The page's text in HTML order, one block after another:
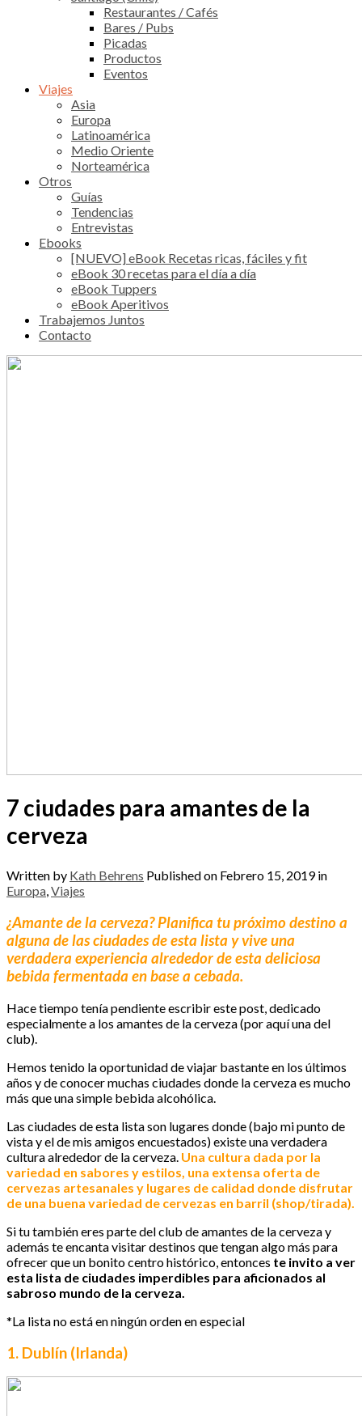
Restaurantes / Cafés
Bares / Pubs
Picadas
Productos
Eventos
Viajes
Asia
Europa
Latinoamérica
Medio Oriente
Norteamérica
Otros
Guías
Tendencias
Entrevistas
Ebooks
[NUEVO] eBook Recetas ricas, fáciles y fit
eBook 30 recetas para el día a día
eBook Tuppers
eBook Aperitivos
Trabajemos Juntos
Contacto
7 ciudades para amantes de la
cerveza
Written by Kath Behrens Published on Febrero 15, 2019 in
Europa,Viajes
¿Amante de la cerveza? Planifica tu próximo destino a
alguna de las ciudades de esta lista y vive una
verdadera experiencia alrededor de esta deliciosa
bebida fermentada en base a cebada.
Hace tiempo tenía pendiente escribir este post, dedicado
especialmente a los amantes de la cerveza (por aquí una del
club).
Hemos tenido la oportunidad de viajar bastante en los últimos
años y de conocer muchas ciudades donde la cerveza es mucho
más que una simple bebida alcohólica.
Las ciudades de esta lista son lugares donde (bajo mi punto de
vista y el de mis amigos encuestados) existe una verdadera
cultura alrededor de la cerveza. Una cultura dada por la
variedad en sabores y estilos, una extensa oferta de
cervezas artesanales y lugares de calidad donde disfrutar
de una buena variedad de cervezas en barril (shop/tirada).
Si tu también eres parte del club de amantes de la cerveza y
además te encanta visitar destinos que tengan algo más para
ofrecer que un bonito centro histórico, entonces te invito a ver
esta lista de ciudades imperdibles para aficionados al
sabroso mundo de la cerveza.
*La lista no está en ningún orden en especial
1. Dublín (Irlanda)